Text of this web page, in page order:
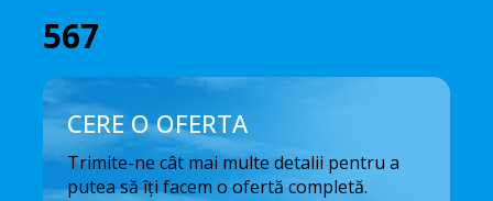
567
CERE O OFERTA
Trimite-ne cât mai multe detalii pentru a
putea să îți facem o ofertă completă.